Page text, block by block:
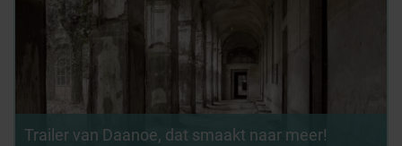
Trailer van Daanoe, dat smaakt naar meer!